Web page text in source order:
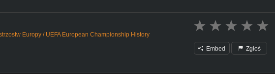
Europy / UEFA European Championship History
Embed Zgłoś